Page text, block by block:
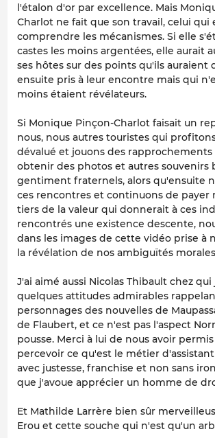
l'étalon d'or par excellence. Mais
Charlot ne fait que son travail, celui qui
comprendre les mécanismes. Si elle
castes les moins argentées, elle aurait
ses hôtes sur des points qu'ils auraient
ensuite pris à leur encontre mais qui
moins étaient révélateurs.
Si Monique Pinçon-Charlot faisait un
nous, nous autres touristes qui
dévalué et jouons des
obtenir des photos et autres souvenirs
gentiment fraternels, alors qu'ensuite
ces rencontres et continuons de payer
tiers de la valeur qui donnerait à ces
rencontrés une existence descente,
dans les images de cette vidéo prise à
la révélation de nos ambiguïtés
J'ai aimé aussi Nicolas Thibault chez
quelques attitudes admirables
personnages des nouvelles de
de Flaubert, et ce n'est pas l'aspect
pousse. Merci à lui de nous avoir
percevoir ce qu'est le métier
avec justesse, franchise et non sans
que j'avoue apprécier un homme de
Et Mathilde Larrère bien sûr
Erou et cette souche qui n'est qu'un